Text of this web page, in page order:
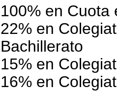
100% en Cuota
22% en
Bachillerato
15% en
16% en